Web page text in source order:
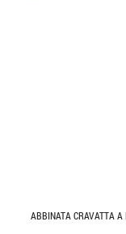
ABBINATA CRAVATTA